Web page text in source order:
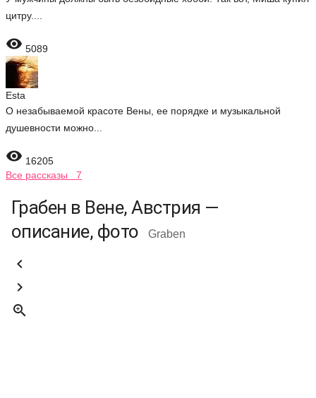
цитру....
 5089
Esta
О незабываемой красоте Вены, ее порядке и музыкальной
душевности можно...
 16205
Все рассказы 7
Грабен в Вене, Австрия —
описание, фото
Graben


